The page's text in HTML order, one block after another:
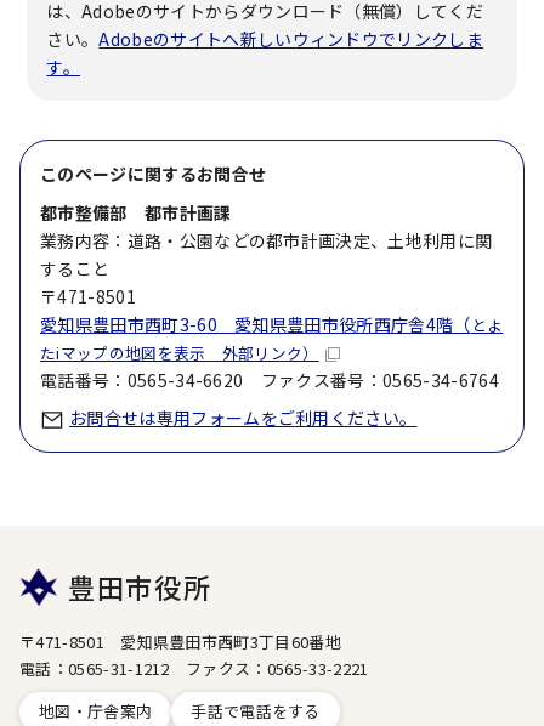
は、Adobeのサイトからダウンロード（無償）してくだ
さい。Adobeのサイトへ新しいウィンドウでリンクしま
す。
このページに関するお問合せ
都市整備部 都市計画課
業務内容：道路・公園などの都市計画決定、土地利用に関
すること
〒471-8501
愛知県豊田市西町3-60 愛知県豊田市役所西庁舎4階（ とよ
たiマップの地図を表示 外部リンク）
電話番号：0565-34-6620 ファクス番号：0565-34-6764
お問合せは専用フォームをご利用ください。
豊田市役所
〒471-8501 愛知県豊田市西町3丁目60番地
電話：0565-31-1212 ファクス：0565-33-2221
地図・庁舎案内
手話で電話をする